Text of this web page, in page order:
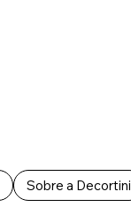
Sobre a Decortini